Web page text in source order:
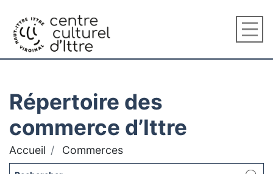
Répertoire des
commerce d’Ittre
Accueil Commerces